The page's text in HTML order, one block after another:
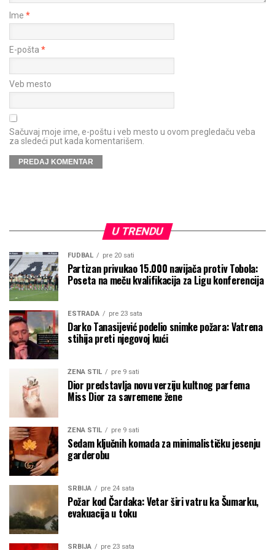
Ime *
E-pošta *
Veb mesto
Sačuvaj moje ime, e-poštu i veb mesto u ovom pregledaču veba
za sledeći put kada komentarišem.
U TRENDU
FUDBAL pre 20 sati
Partizan privukao 15.000 navijača protiv Tobola:
Poseta na meču kvalifikacija za Ligu konferencija
ESTRADA pre 23 sata
Darko Tanasijević podelio snimke požara: Vatrena
stihija preti njegovoj kući
ŽENA STIL pre 9 sati
Dior predstavlja novu verziju kultnog parfema
Miss Dior za savremene žene
ŽENA STIL pre 9 sati
Sedam ključnih komada za minimalističku jesenju
garderobu
SRBIJA pre 24 sata
Požar kod Čardaka: Vetar širi vatru ka Šumarku,
evakuacija u toku
SRBIJA pre 23 sata